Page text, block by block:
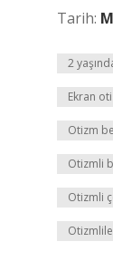
Tarih:
2
Ekran
Otizm
Otizmli
Otizmli